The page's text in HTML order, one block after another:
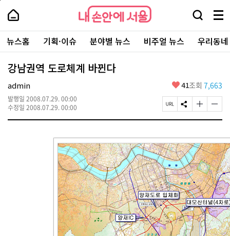
본
로
가
내
손
안
에
서
울
-
서
울
시
대
표
소
내
손
에
울
검
창
열
기
메
뉴
전
체
보
주
요
서
뉴스홈 기획·이슈 분야별 뉴스 비주얼 뉴스 우리동
강남권역 도로체계 바뀐다
admin
발행일 2008.07.29. 00:00
수정일 2008.07.29. 00:00
좋
요
41조회 7,663
페
이
R
L
복
사
S
N
유
하
기
글
자
크
게
변
경
하
기
글
자
작
게
변
경
하
기
페
상
단
로